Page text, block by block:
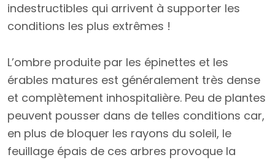
indestructibles qui arrivent à supporter les
conditions les plus extrêmes !
L’ombre produite par les épinettes et les
érables matures est généralement très dense
et complètement inhospitalière. Peu de plantes
peuvent pousser dans de telles conditions car,
en plus de bloquer les rayons du soleil, le
feuillage épais de ces arbres provoque la